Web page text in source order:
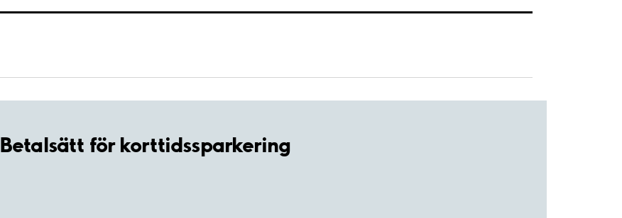
Betalsätt för korttidssparkering